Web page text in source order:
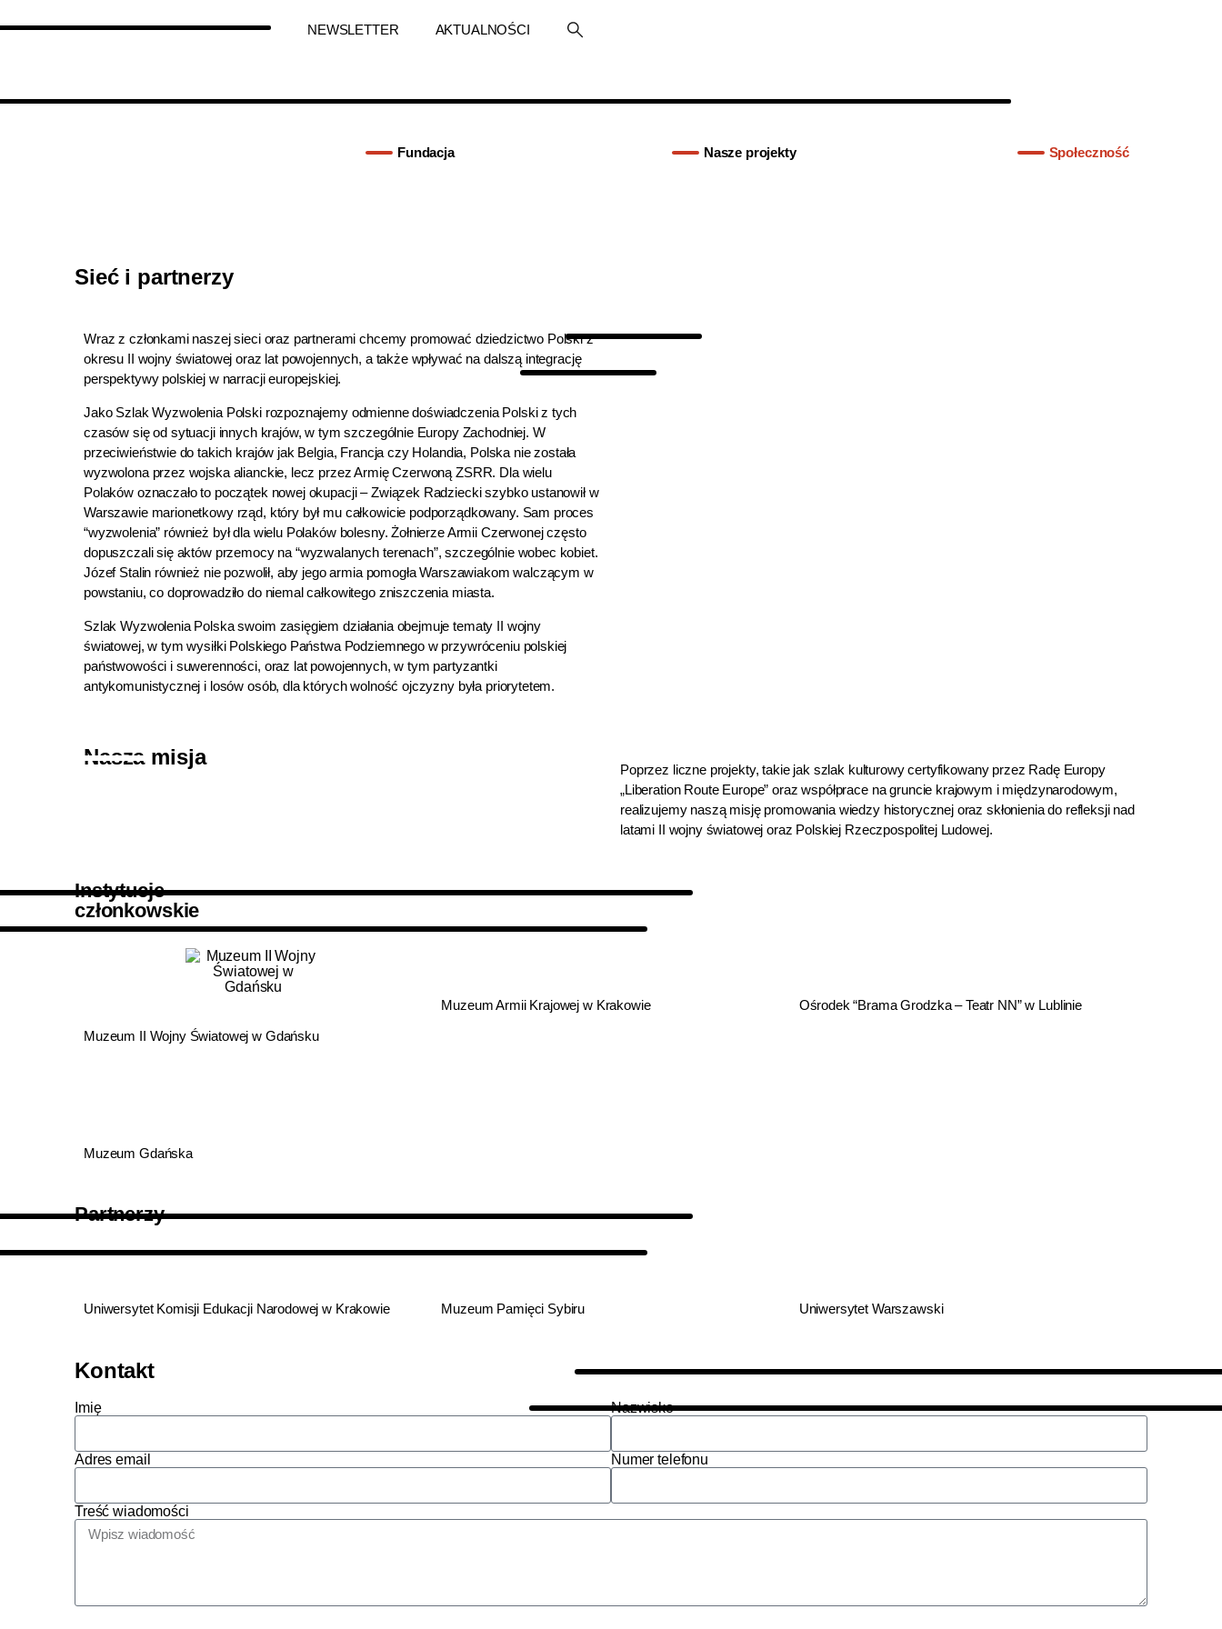
NEWSLETTER AKTUALNOŚCI
Fundacja Nasze projekty Społeczność
Sieć i partnerzy
Wraz z członkami naszej sieci oraz partnerami chcemy promować dziedzictwo Polski z
okresu II wojny światowej oraz lat powojennych, a także wpływać na dalszą integrację
perspektywy polskiej w narracji europejskiej.
Jako Szlak Wyzwolenia Polski rozpoznajemy odmienne doświadczenia Polski z tych
czasów się od sytuacji innych krajów, w tym szczególnie Europy Zachodniej. W
przeciwieństwie do takich krajów jak Belgia, Francja czy Holandia, Polska nie została
wyzwolona przez wojska alianckie, lecz przez Armię Czerwoną ZSRR. Dla wielu
Polaków oznaczało to początek nowej okupacji – Związek Radziecki szybko ustanowił w
Warszawie marionetkowy rząd, który był mu całkowicie podporządkowany. Sam proces
“wyzwolenia” również był dla wielu Polaków bolesny. Żołnierze Armii Czerwonej często
dopuszczali się aktów przemocy na “wyzwalanych terenach”, szczególnie wobec kobiet.
Józef Stalin również nie pozwolił, aby jego armia pomogła Warszawiakom walczącym w
powstaniu, co doprowadziło do niemal całkowitego zniszczenia miasta.
Szlak Wyzwolenia Polska swoim zasięgiem działania obejmuje tematy II wojny
światowej, w tym wysiłki Polskiego Państwa Podziemnego w przywróceniu polskiej
państwowości i suwerenności, oraz lat powojennych, w tym partyzantki
antykomunistycznej i losów osób, dla których wolność ojczyzny była priorytetem.
Nasza misja
Poprzez liczne projekty, takie jak szlak kulturowy certyfikowany przez Radę Europy
„Liberation Route Europe” oraz współprace na gruncie krajowym i międzynarodowym,
realizujemy naszą misję promowania wiedzy historycznej oraz skłonienia do refleksji nad
latami II wojny światowej oraz Polskiej Rzeczpospolitej Ludowej.
Instytucje
członkowskie
Muzeum II Wojny Światowej w Gdańsku
Muzeum Armii Krajowej w Krakowie Ośrodek “Brama Grodzka – Teatr NN” w Lublinie
Muzeum Gdańska
Partnerzy
Uniwersytet Komisji Edukacji Narodowej w Krakowie Muzeum Pamięci Sybiru Uniwersytet Warszawski
Kontakt
Imię Nazwisko
Adres email Numer telefonu
Treść wiadomości